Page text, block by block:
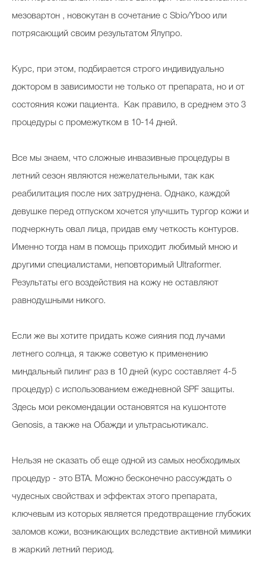
мезовартон , новокутан в сочетание с Sbio/Yboo или
потрясающий своим результатом Ялупро.
Курс, при этом, подбирается строго индивидуально
доктором в зависимости не только от препарата, но и от
состояния кожи пациента. Как правило, в среднем это 3
процедуры с промежутком в 10-14 дней.
Все мы знаем, что сложные инвазивные процедуры в
летний сезон являются нежелательными, так как
реабилитация после них затруднена. Однако, каждой
девушке перед отпуском хочется улучшить тургор кожи и
подчеркнуть овал лица, придав ему четкость контуров.
Именно тогда нам в помощь приходит любимый мною и
другими специалистами, неповторимый Ultraformer.
Результаты его воздействия на кожу не оставляют
равнодушными никого.
Если же вы хотите придать коже сияния под лучами
летнего солнца, я также советую к применению
миндальный пилинг раз в 10 дней (курс составляет 4-5
процедур) с использованием ежедневной SPF защиты.
Здесь мои рекомендации остановятся на кушонтоте
Genosis, а также на Обажди и ультрасьютикалс.
Нельзя не сказать об еще одной из самых необходимых
процедур - это BTA. Можно бесконечно рассуждать о
чудесных свойствах и эффектах этого препарата,
ключевым из которых является предотвращение глубоких
заломов кожи, возникающих вследствие активной мимики
в жаркий летний период.